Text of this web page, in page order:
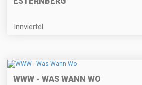
Innviertel
WWW - WAS WANN WO